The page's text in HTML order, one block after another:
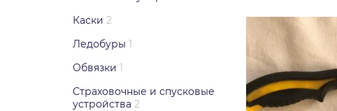
Каски 2
Ледобуры 1
Обвязки 1
Страховочные и спусковые
устройства 2